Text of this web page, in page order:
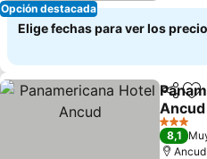
Opción destacada
Elige fechas para ver los
Ancud
3 Estrellas
8,1
Ancud